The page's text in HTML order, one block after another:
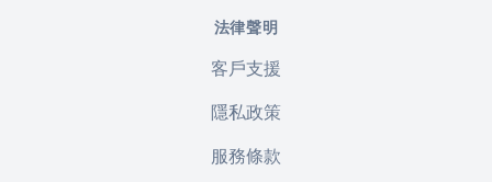
法律聲明
客戶支援
隱私政策
服務條款